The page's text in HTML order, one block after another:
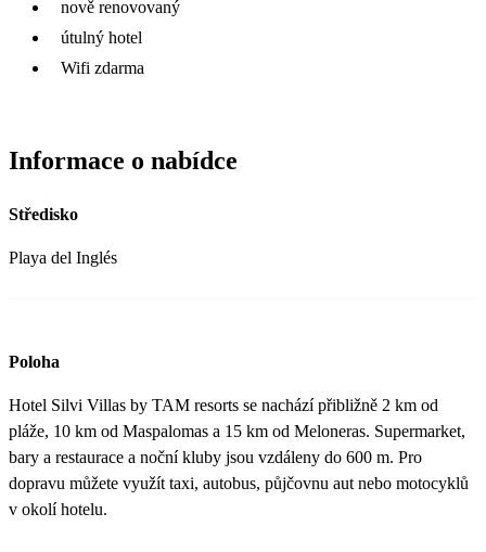
nově renovovaný
útulný hotel
Wifi zdarma
Informace o nabídce
Středisko
Playa del Inglés
Poloha
Hotel Silvi Villas by TAM resorts se nachází přibližně 2 km od
pláže, 10 km od Maspalomas a 15 km od Meloneras. Supermarket,
bary a restaurace a noční kluby jsou vzdáleny do 600 m. Pro
dopravu můžete využít taxi, autobus, půjčovnu aut nebo motocyklů
v okolí hotelu.